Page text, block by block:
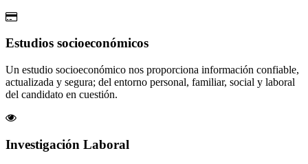
Estudios socioeconómicos
Un estudio socioeconómico nos proporciona información confiable,
actualizada y segura; del entorno personal, familiar, social y laboral
del candidato en cuestión.
Investigación Laboral